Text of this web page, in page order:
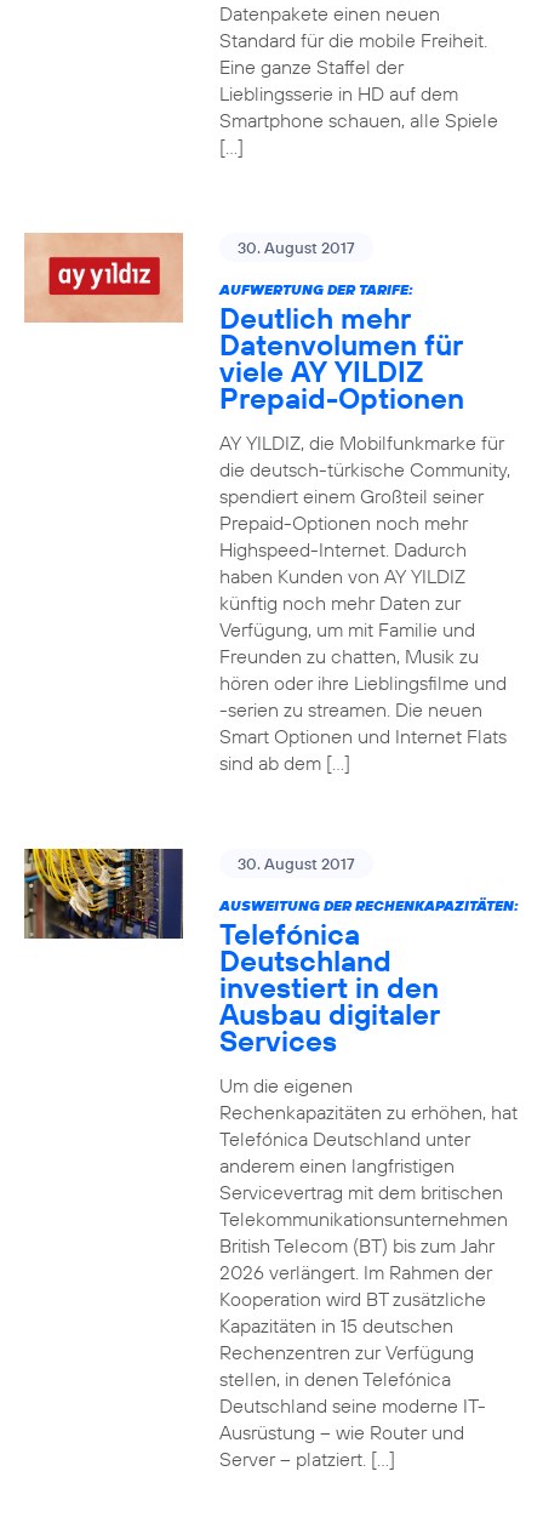
Datenpakete einen neuen
Standard für die mobile Freiheit.
Eine ganze Staffel der
Lieblingsserie in HD auf dem
Smartphone schauen, alle Spiele
[…]
30. August 2017
AUFWERTUNG DER TARIFE:
Deutlich mehr
Datenvolumen für
viele AY YILDIZ
Prepaid-Optionen
AY YILDIZ, die Mobilfunkmarke für
die deutsch-türkische Community,
spendiert einem Großteil seiner
Prepaid-Optionen noch mehr
Highspeed-Internet. Dadurch
haben Kunden von AY YILDIZ
künftig noch mehr Daten zur
Verfügung, um mit Familie und
Freunden zu chatten, Musik zu
hören oder ihre Lieblingsfilme und
-serien zu streamen. Die neuen
Smart Optionen und Internet Flats
sind ab dem […]
30. August 2017
AUSWEITUNG DER RECHENKAPAZITÄTEN:
Telefónica
Deutschland
investiert in den
Ausbau digitaler
Services
Um die eigenen
Rechenkapazitäten zu erhöhen, hat
Telefónica Deutschland unter
anderem einen langfristigen
Servicevertrag mit dem britischen
Telekommunikationsunternehmen
British Telecom (BT) bis zum Jahr
2026 verlängert. Im Rahmen der
Kooperation wird BT zusätzliche
Kapazitäten in 15 deutschen
Rechenzentren zur Verfügung
stellen, in denen Telefónica
Deutschland seine moderne IT-
Ausrüstung – wie Router und
Server – platziert. […]